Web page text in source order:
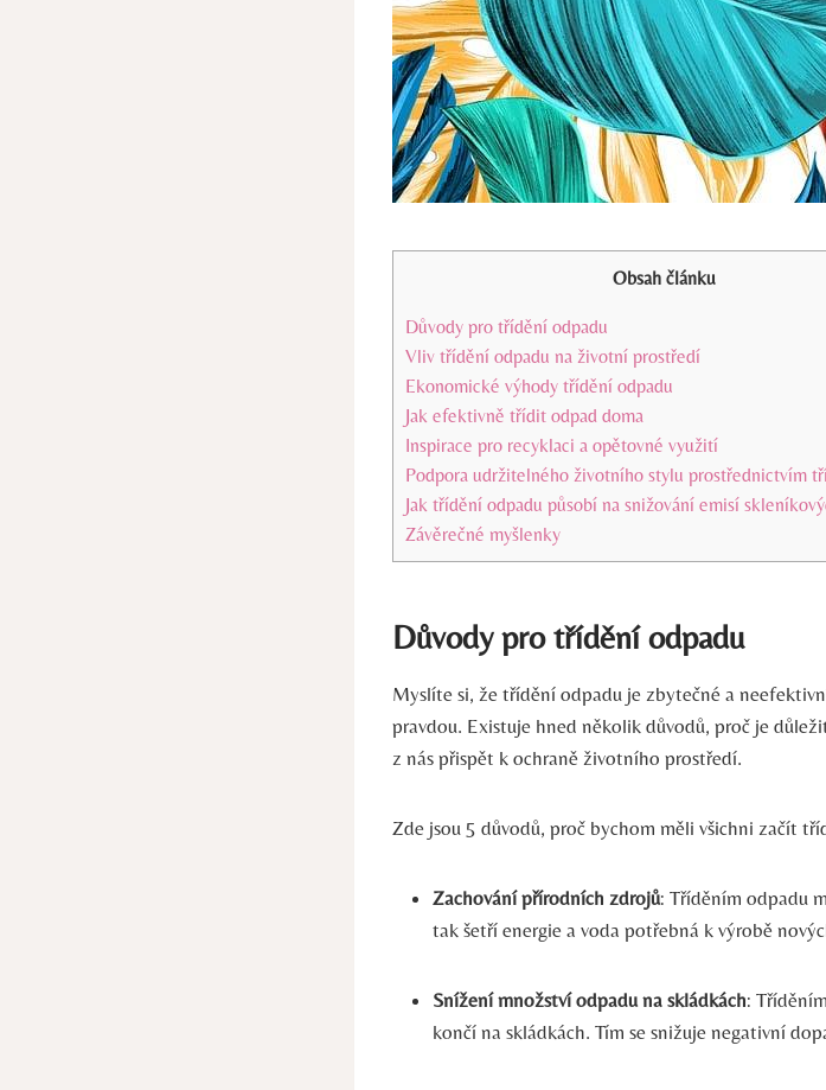
Obsah článku
Důvody pro třídění odpadu
Vliv třídění odpadu na životní prostředí
Ekonomické výhody třídění odpadu
Jak efektivně třídit odpad doma
Inspirace pro recyklaci a opětovné využití
Podpora udržitelného životního stylu prostřednictvím
Jak třídění odpadu působí na snižování emisí
Závěrečné myšlenky
Důvody pro třídění odpadu
Myslíte si, že třídění odpadu je zbytečné a
pravdou. Existuje hned několik důvodů, proč je
z nás přispět k ochraně životního prostředí.
Zde jsou 5 důvodů, proč bychom měli všichni začít
Zachování přírodních zdrojů: Tříděním odpadu
tak šetří energie a voda potřebná k výrobě
Snížení množství odpadu na skládkách:
končí na skládkách. Tím se snižuje negativní